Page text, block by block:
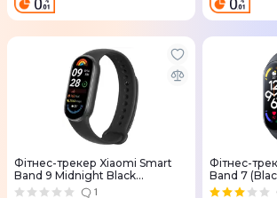
Фітнес-трекер Xiaomi Smart
Band 9 Midnight Black
(BHR8337GL) 1
Фітнес-
Band 7